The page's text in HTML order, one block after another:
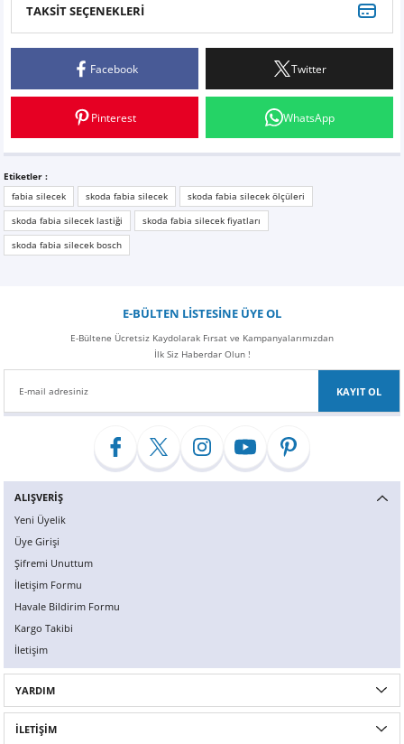
TAKSİT SEÇENEKLERİ
Facebook Twitter
Pinterest WhatsApp
Etiketler :
fabia silecek
skoda fabia silecek
skoda fabia silecek ölçüleri
skoda fabia silecek lastiği
skoda fabia silecek fiyatları
skoda fabia silecek bosch
ALIŞVERİŞ
Yeni Üyelik
Üye Girişi
Şifremi Unuttum
İletişim Formu
Havale Bildirim Formu
Kargo Takibi
İletişim
YARDIM
İLETİŞİM
E-BÜLTEN LİSTESİNE ÜYE OL
E-Bültene Ücretsiz Kaydolarak Fırsat ve Kampanyalarımızdan
İlk Siz Haberdar Olun !
KAYIT OL